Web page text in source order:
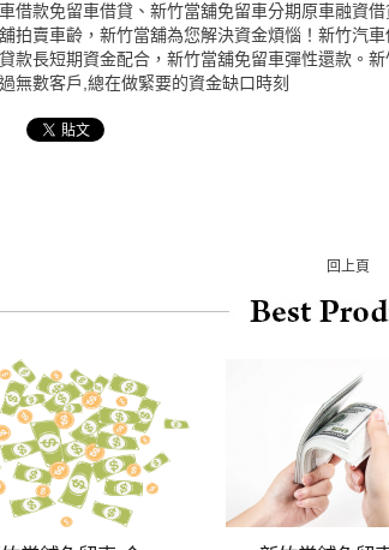
借款免留車借貸、新竹當舖免留車分期原車融資
拍賣車齡，新竹當舖為您解決資金煩惱！新竹汽
款長短期資金配合，新竹當舖免留車彈性還款。
無數客戶,總在做緊要的資金缺口時刻
回上頁